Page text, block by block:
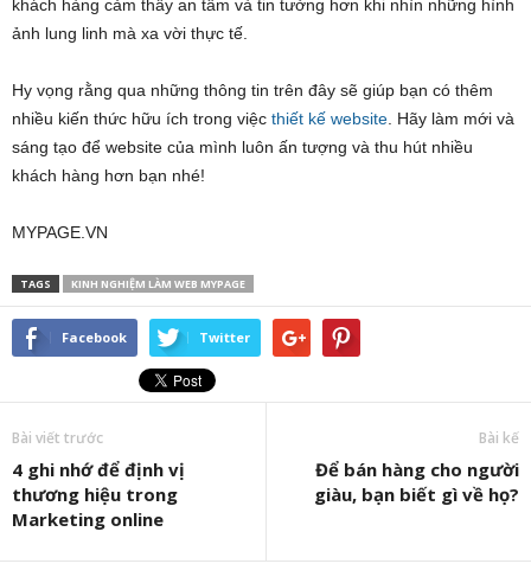
khách hàng cảm thấy an tâm và tin tưởng hơn khi nhìn những hình
ảnh lung linh mà xa vời thực tế.
Hy vọng rằng qua những thông tin trên đây sẽ giúp bạn có thêm
nhiều kiến thức hữu ích trong việc thiết kế website . Hãy làm mới và
sáng tạo để website của mình luôn ấn tượng và thu hút nhiều
khách hàng hơn bạn nhé!
MYPAGE.VN
TAGS KINH NGHIỆM LÀM WEB MYPAGE
Facebook Twitter
Bài viết trước
4 ghi nhớ để định vị
thương hiệu trong
Marketing online
Bài kế
Để bán hàng cho người
giàu, bạn biết gì về họ?